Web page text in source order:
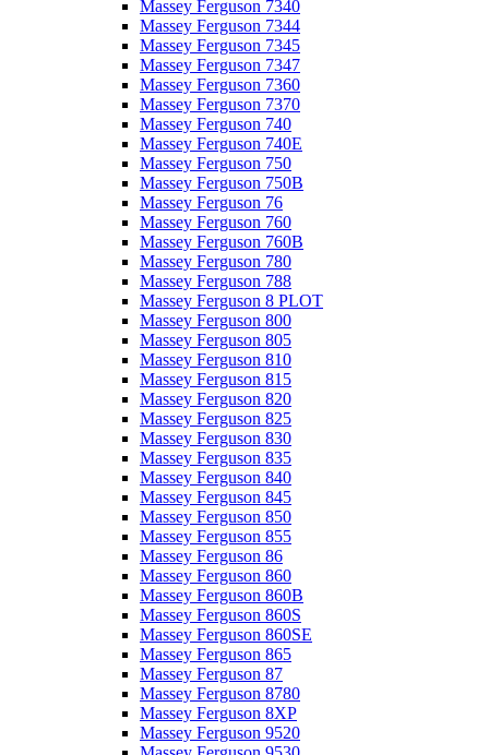
Massey Ferguson 7340
Massey Ferguson 7344
Massey Ferguson 7345
Massey Ferguson 7347
Massey Ferguson 7360
Massey Ferguson 7370
Massey Ferguson 740
Massey Ferguson 740E
Massey Ferguson 750
Massey Ferguson 750B
Massey Ferguson 76
Massey Ferguson 760
Massey Ferguson 760B
Massey Ferguson 780
Massey Ferguson 788
Massey Ferguson 8 PLOT
Massey Ferguson 800
Massey Ferguson 805
Massey Ferguson 810
Massey Ferguson 815
Massey Ferguson 820
Massey Ferguson 825
Massey Ferguson 830
Massey Ferguson 835
Massey Ferguson 840
Massey Ferguson 845
Massey Ferguson 850
Massey Ferguson 855
Massey Ferguson 86
Massey Ferguson 860
Massey Ferguson 860B
Massey Ferguson 860S
Massey Ferguson 860SE
Massey Ferguson 865
Massey Ferguson 87
Massey Ferguson 8780
Massey Ferguson 8XP
Massey Ferguson 9520